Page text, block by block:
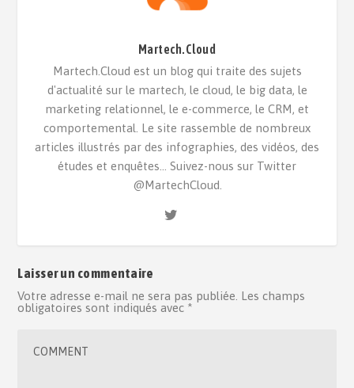
Martech.Cloud
Martech.Cloud est un blog qui traite des sujets
d'actualité sur le martech, le cloud, le big data, le
marketing relationnel, le e-commerce, le CRM, et
comportemental. Le site rassemble de nombreux
articles illustrés par des infographies, des vidéos, des
études et enquêtes... Suivez-nous sur Twitter
@MartechCloud.
Laisser un commentaire
Votre adresse e-mail ne sera pas publiée. Les champs
obligatoires sont indiqués avec *